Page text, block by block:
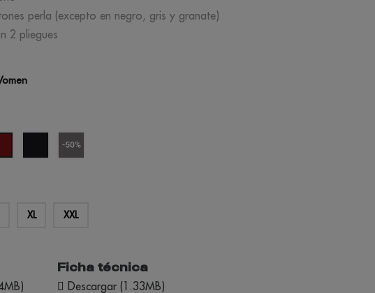
perla (excepto en negro, gris y granate)
2 pliegues
negro
XL XXL
Ficha técnica
Descargar (1.33MB)